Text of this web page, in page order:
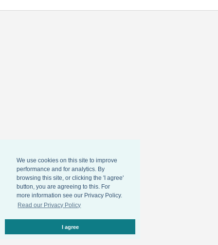
We use cookies on this site to improve
performance and for analytics. By
browsing this site, or clicking the 'I agree'
button, you are agreeing to this. For
more information see our Privacy Policy.
Read our Privacy Policy
I agree